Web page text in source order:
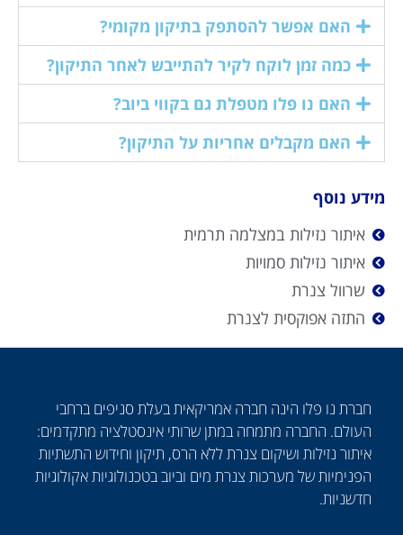
האם אפשר להסתפק בתיקון מקומי?
כמה זמן לוקח לקיר להתייבש לאחר התיקון?
האם נו פלו מטפלת גם בקווי ביוב?
האם מקבלים אחריות על התיקון?
מידע נוסף
איתור נזילות במצלמה תרמית
איתור נזילות סמויות
שרוול צנרת
התזה אפוקסית לצנרת
חברת נו פלו הינה חברה אמריקאית בעלת סניפים ברחבי
העולם. החברה מתמחה במתן שרותי אינסטלציה מתקדמים:
איתור נזילות ושיקום צנרת ללא הרס, תיקון וחידוש התשתיות
הפנימיות של מערכות צנרת מים וביוב בטכנולוגיות אקולוגיות
חדשניות.